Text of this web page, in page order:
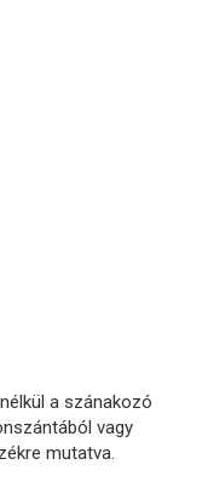
a szánakozó
vagy
mutatva.